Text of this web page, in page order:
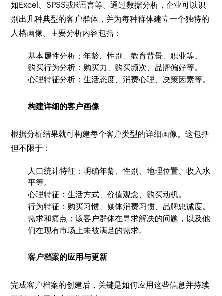
如Excel、SPSS或R语言等。通过数据分析，企业可以识
别出几种典型的客户群体，并为每种群体建立一个独特的
人格画像。主要分析内容包括：
基本属性分析：年龄、性别、教育背景、职业等。
购买行为分析：购买力、购买频次、品牌偏好等。
心理特征分析：生活态度、消费心理、决策因素等。
构建详细的客户画像
根据分析结果就可构建每个客户类型的详细画像。这包括
但不限于：
人口统计特征：明确年龄、性别、地理位置、收入水
平等。
心理特征：生活方式、价值观念、购买动机。
行为特征：购买习惯、媒体消费习惯、品牌忠诚度。
需求和痛点：该客户群体在寻求解决的问题，以及他
们在现有市场上未被满足的需求。
客户档案的应用与更新
完成客户档案的创建后，关键是如何应用这些信息并持续